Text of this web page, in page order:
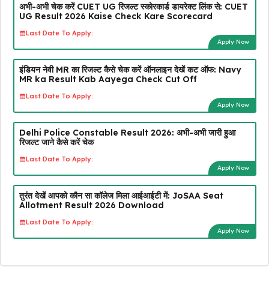
अभी-अभी चेक करें CUET UG रिजल्ट स्कोरकार्ड डायरेक्ट लिंक से: CUET
UG Result 2026 Kaise Check Kare Scorecard
Last Date To Apply:
Apply Now
इंडियन नेवी MR का रिजल्ट कैसे चेक करें ऑनलाइन देखें कट ऑफ: Navy
MR ka Result Kab Aayega Check Cut Off
Last Date To Apply:
Apply Now
Delhi Police Constable Result 2026: अभी-अभी जारी हुआ
रिजल्ट जाने कैसे करें चेक
Last Date To Apply:
Apply Now
तुरंत देखें आपको कौन सा कॉलेज मिला आईआईटी में: JoSAA Seat
Allotment Result 2026 Download
Last Date To Apply:
Apply Now